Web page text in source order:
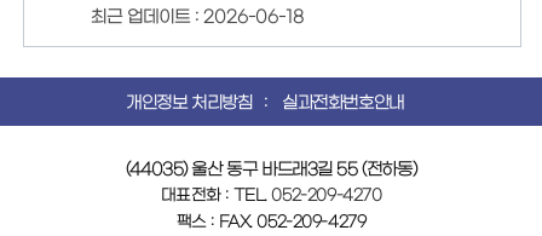
최근 업데이트 : 2026-06-18
개인정보 처리방침 실과전화번호안내
(44035) 울산 동구 바드래3길 55 (전하동)
대표전화 : TEL.052-209-4270
팩스 : FAX. 052-209-4279